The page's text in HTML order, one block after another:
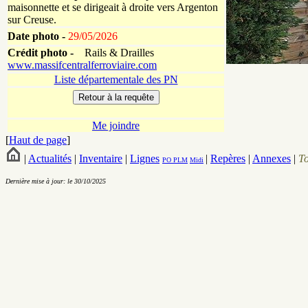
maisonnette et se dirigeait à droite vers Argenton
sur Creuse.
Date photo - 29/05/2026
Crédit photo - Rails & Drailles
www.massifcentralferroviaire.com
Liste départementale des PN
Me joindre
[Haut de page]
| Actualités | Inventaire | Lignes PO PLM Midi | Repères | Annexes |
Dernière mise à jour: le 30/10/2025